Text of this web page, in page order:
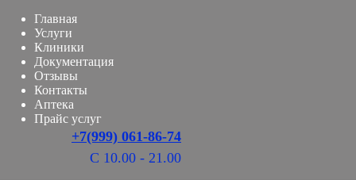
Главная
Услуги
Клиники
Документация
Отзывы
Контакты
Аптека
Прайс услуг
+7(999) 061-86-74
С 10.00 - 21.00